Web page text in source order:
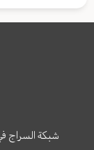
شبكة السراج